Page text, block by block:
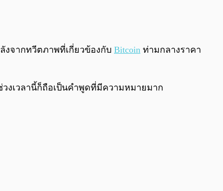
งจากทวีตภาพที่เกี่ยวข้องกับ Bitcoin ท่ามกลางราคา
วงเวลานี้ก็ถือเป็นคำพูดที่มีความหมายมาก